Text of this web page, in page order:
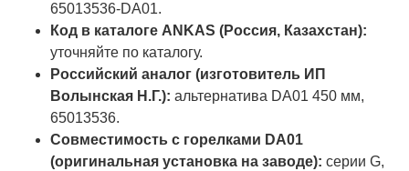
65013536-DA01.
Код в каталоге ANKAS (Россия, Казахстан):
уточняйте по каталогу.
Российский аналог (изготовитель ИП
Волынская Н.Г.): альтернатива DA01 450 мм,
65013536.
Совместимость с горелками DA01
(оригинальная установка на заводе): серии G,